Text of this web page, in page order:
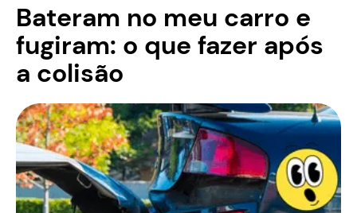
Bateram no meu carro e
fugiram: o que fazer após
a colisão